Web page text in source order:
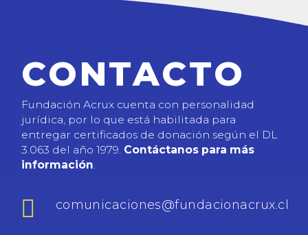
CONTACTO
Fundación Acrux cuenta con personalidad
jurídica, por lo que está habilitada para
entregar certificados de donación según el DL
3.063 del año 1979. Contáctanos para más
información
 comunicaciones@fundacionacrux.cl